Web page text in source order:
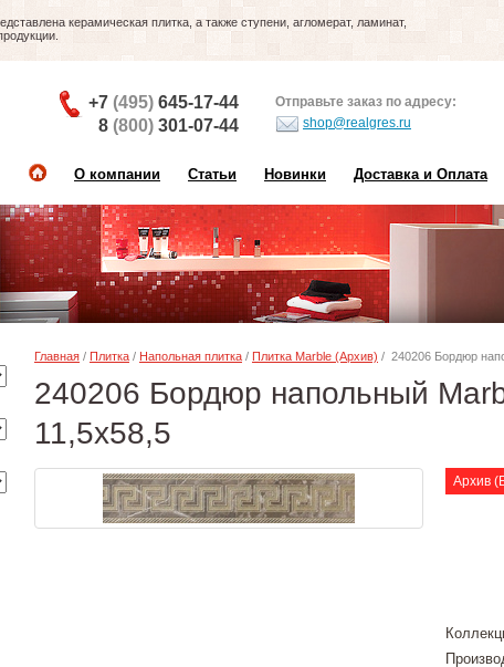
керамическая плитка, а также ступени, агломерат, ламинат,
+7 (495) 645-17-44
8 (800) 301-07-44
Отправьте заказ по адресу:
shop@realgres.ru
О компании Статьи Новинки Доставка и Оплата
Главная / Плитка / Напольная плитка / Плитка Marble (Архив) / 240206 Бордюр
240206 Бордюр напольный
11,5x58,5
Архив